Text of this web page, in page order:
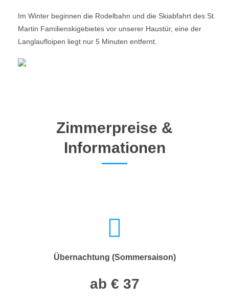
Im Winter beginnen die Rodelbahn und die Skiabfahrt des St.
Martin Familienskigebietes vor unserer Haustür, eine der
Langlaufloipen liegt nur 5 Minuten entfernt.
Zimmerpreise &
Informationen
Übernachtung (Sommersaison)
ab € 37